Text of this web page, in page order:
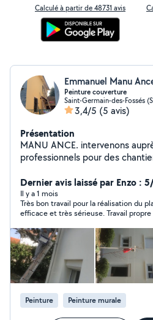
Calculé à partir de 48731 avis
Emmanuel Manu
Peinture couverture
Saint-Germain-des-Fossés
3,4/5 (5 avis)
Présentation
MANU ANCE. intervenons auprès des particuliers et
professionnels pour des chantiers
Façade de maison ou autre
rénovation), Boiserie, Volets,
fenêtres, Voliges, Sous toit et
travaillons qu'avec des produits
exclusivement conçu pour chaque
toiture ? Fuite, mousse,
TRAVAUX DE TOITURE Tuiles (plates, canal,
mécaniques) Ardoises
Rénovation & neuf
état Des solutions durables, esthétiques et adaptées à
votre habitation. ZINGUERIE Gouttières & descentes
Dernier avis laissé par Enzo :
Il y a 1 mois
Très bon travail pour la réalisation du
efficace et très sérieuse. Travail
Peinture Peinture murale